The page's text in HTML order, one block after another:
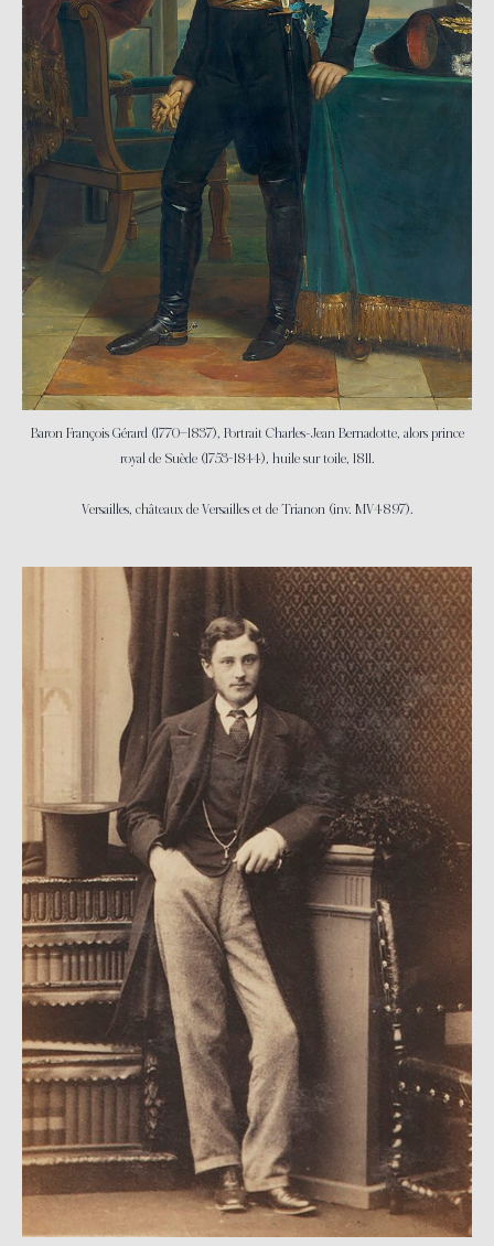
Baron François Gérard (1770–1837), Portrait Charles-Jean Bernadotte, alors prince
royal de Suède (1753-1844), huile sur toile, 1811.
Versailles, châteaux de Versailles et de Trianon (inv. MV4897).